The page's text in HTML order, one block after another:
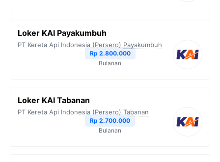
Loker KAI Payakumbuh
PT Kereta Api Indonesia (Persero) Payakumbuh
Rp 2.800.000
Bulanan
Loker KAI Tabanan
PT Kereta Api Indonesia (Persero) Tabanan
Rp 2.700.000
Bulanan